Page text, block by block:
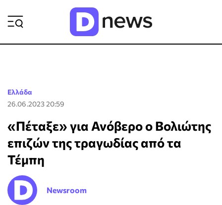
Ελλάδα
26.06.2023 20:59
«Πέταξε» για Ανόβερο ο Βολιώτης
επιζών της τραγωδίας από τα
Τέμπη
Newsroom